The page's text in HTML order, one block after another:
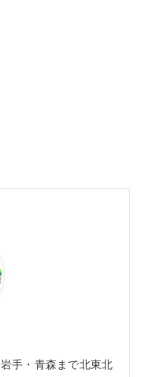
手・青森まで北東北